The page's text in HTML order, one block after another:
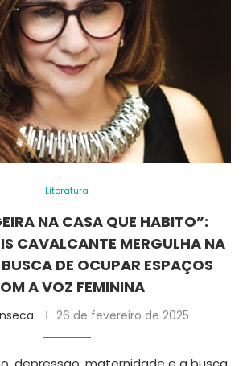
Literatura
NA CASA QUE HABITO”:
CAVALCANTE MERGULHA NA
DE OCUPAR ESPAÇOS
A VOZ FEMININA
26 de fevereiro de 2025